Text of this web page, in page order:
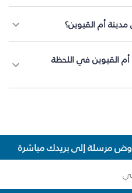
أم القيوين؟
القيوين في اللحظة
مرسلة إلى بريدك مباشرة